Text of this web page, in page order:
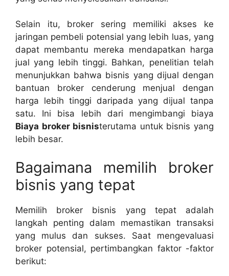
Selain itu, broker sering memiliki akses ke
jaringan pembeli potensial yang lebih luas, yang
dapat membantu mereka mendapatkan harga
jual yang lebih tinggi. Bahkan, penelitian telah
menunjukkan bahwa bisnis yang dijual dengan
bantuan broker cenderung menjual dengan
harga lebih tinggi daripada yang dijual tanpa
satu. Ini bisa lebih dari mengimbangi biaya
Biaya broker bisnisterutama untuk bisnis yang
lebih besar.
Bagaimana memilih broker
bisnis yang tepat
Memilih broker bisnis yang tepat adalah
langkah penting dalam memastikan transaksi
yang mulus dan sukses. Saat mengevaluasi
broker potensial, pertimbangkan faktor -faktor
berikut: